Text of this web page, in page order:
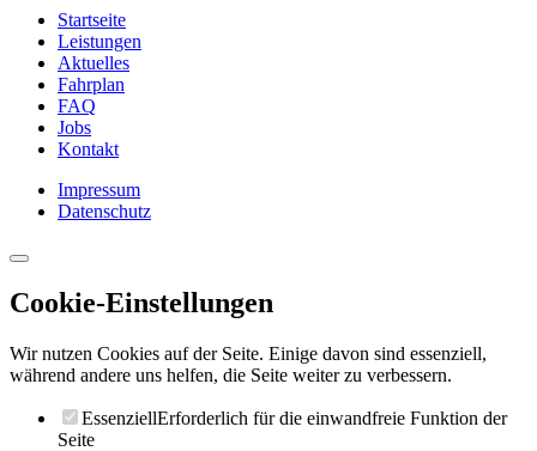
Startseite
Leistungen
Aktuelles
Fahrplan
FAQ
Jobs
Kontakt
Impressum
Datenschutz
Cookie-Einstellungen
Wir nutzen Cookies auf der Seite. Einige davon sind essenziell,
während andere uns helfen, die Seite weiter zu verbessern.
EssenziellErforderlich für die einwandfreie Funktion der
Seite